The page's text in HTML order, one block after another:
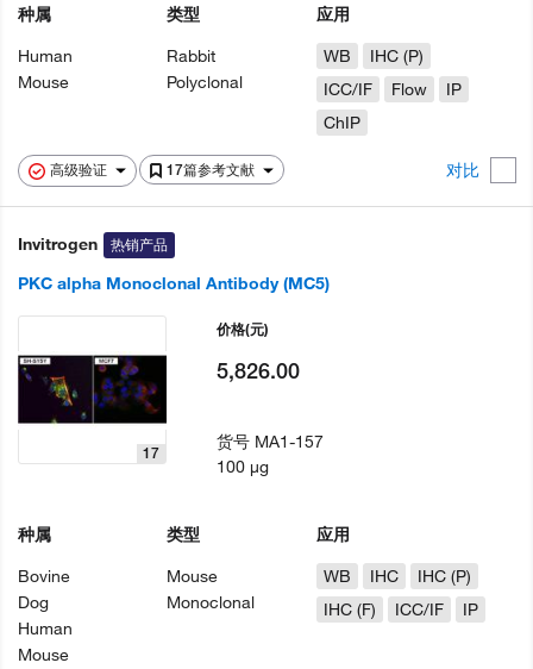
高级验证 17篇参考文献 对比
种属
Human
Mouse
类型
Rabbit
Polyclonal
应用
WB
IHC (P)
ICC/IF
Flow
IP
ChIP
Invitrogen 热销产品
PKC alpha Monoclonal Antibody (MC5)
17
种属
Bovine
Dog
Human
Mouse
类型
Mouse
Monoclonal
应用
WB
IHC
IHC (P)
IHC (F)
ICC/IF IP
价格(元)
5,826.00
货号 MA1-157
100 µg